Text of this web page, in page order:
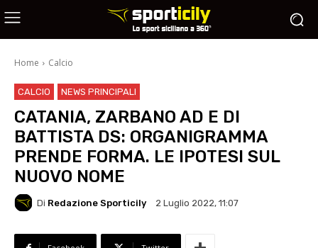
Home Calcio
CALCIO NEWS PRINCIPALI
CATANIA, ZARBANO AD E DI
BATTISTA DS: ORGANIGRAMMA
PRENDE FORMA. LE IPOTESI SUL
NUOVO NOME
Di Redazione Sporticily 2 Luglio 2022, 11:07